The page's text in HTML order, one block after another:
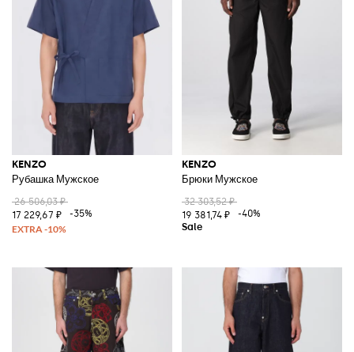
KENZO
Рубашка Мужское
26 506,03 ₽
17 229,67 ₽
-35%
KENZO
Брюки Мужское
32 303,52 ₽
19 381,74 ₽
-40%